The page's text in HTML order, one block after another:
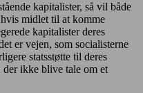
kapitalister, så vil både
midlet til at komme
kapitalister deres
er vejen, som socialisterne
statsstøtte til deres
der ikke blive tale om et